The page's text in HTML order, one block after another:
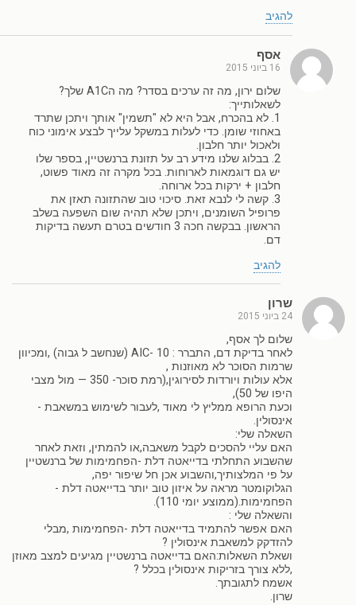
להגיב
אסף
16 ביוני 2015
שלום ירון, מה זה ערכים בסדר? מה הA1C שלך?
לשאלותייך:
1. לא בהכרח, אבל היא לא "תשמין" אותך ויתכן שתרד
באחוזי שומן. כדי לעלות במשקל עלייך לבצע אימוני כוח
ולאכול יותר חלבון.
2. בבלוג שלנו מידע רב על תזונת ברנשטיין, בספר שלו
יש גם דוגמאות לארוחות. בכל מקרה זה מאוד פשוט,
חלבון + ירקות בכל ארוחה.
3. קשה לי לנבא זאת. סיכוי טוב שהתזונה תאזן את
פרופיל השומנים, ויתכן שלא תהיה שום השפעה בשלב
הראשון. בבקשה חכה 3 חודשים בטרם תעשה בדיקות
דם.
להגיב
שרון
24 ביוני 2015
שלום לך אסף,
לאחר בדיקת דם, התברר : AIC- 10 (שנחשב ל גבוה) ,ומכיוון
שרמות הסוכר לא מאוזנות ,
אלא עולות ויורדות לסירוגין,(רמת סוכר- 350 — מול מצבי
היפו של 50),
וכעת הרופא ממליץ לי מאוד ,לעבור לשימוש במשאבת -
אינסולין.
השאלה שלי:
האם עליי להסכים לקבל משאבה,או להמתין, וזאת לאחר
שהשבוע התחלתי בדייאטה דלת -הפחמימות של ברנשטיין
על פי המלצותיך,והשבוע אכן חל שיפור יפה,
הגלוקומטר מראה על איזון טוב יותר בדייאטה דלת -
הפחמימות.(ממוצע יומי 110).
והשאלה שלי :
האם אפשר להתמיד בדייאטה דלת -הפחמימות ,מבלי
להזדקק למשאבת אינסולין ?
ושאלת השאלות:האם בדייאטה ברנשטיין מגיעים למצב מאוזן
,ללא צורך בזריקות אינסולין בכלל ?
אשמח לתגובתך.
שרון.